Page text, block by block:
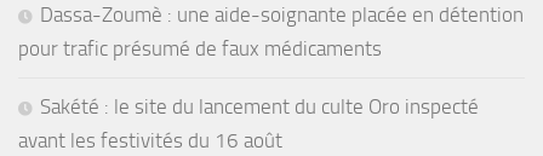
Dassa-Zoumè : une aide-soignante placée en détention
pour trafic présumé de faux médicaments
Sakété : le site du lancement du culte Oro inspecté
avant les festivités du 16 août